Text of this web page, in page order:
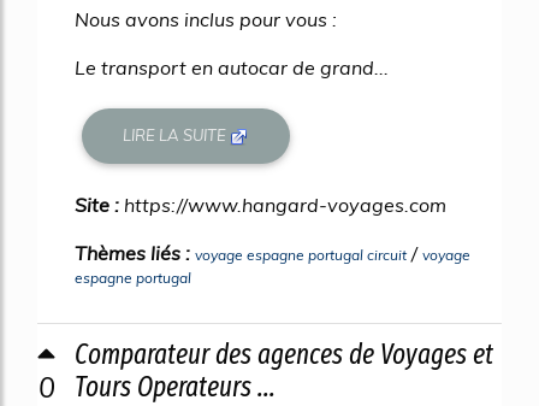
Nous avons inclus pour vous :
Le transport en autocar de grand...
LIRE LA SUITE
Site : https://www.hangard-voyages.com
Thèmes liés : voyage espagne portugal circuit/ voyage
espagne portugal
0
Comparateur des agences de Voyages et
Tours Operateurs ...